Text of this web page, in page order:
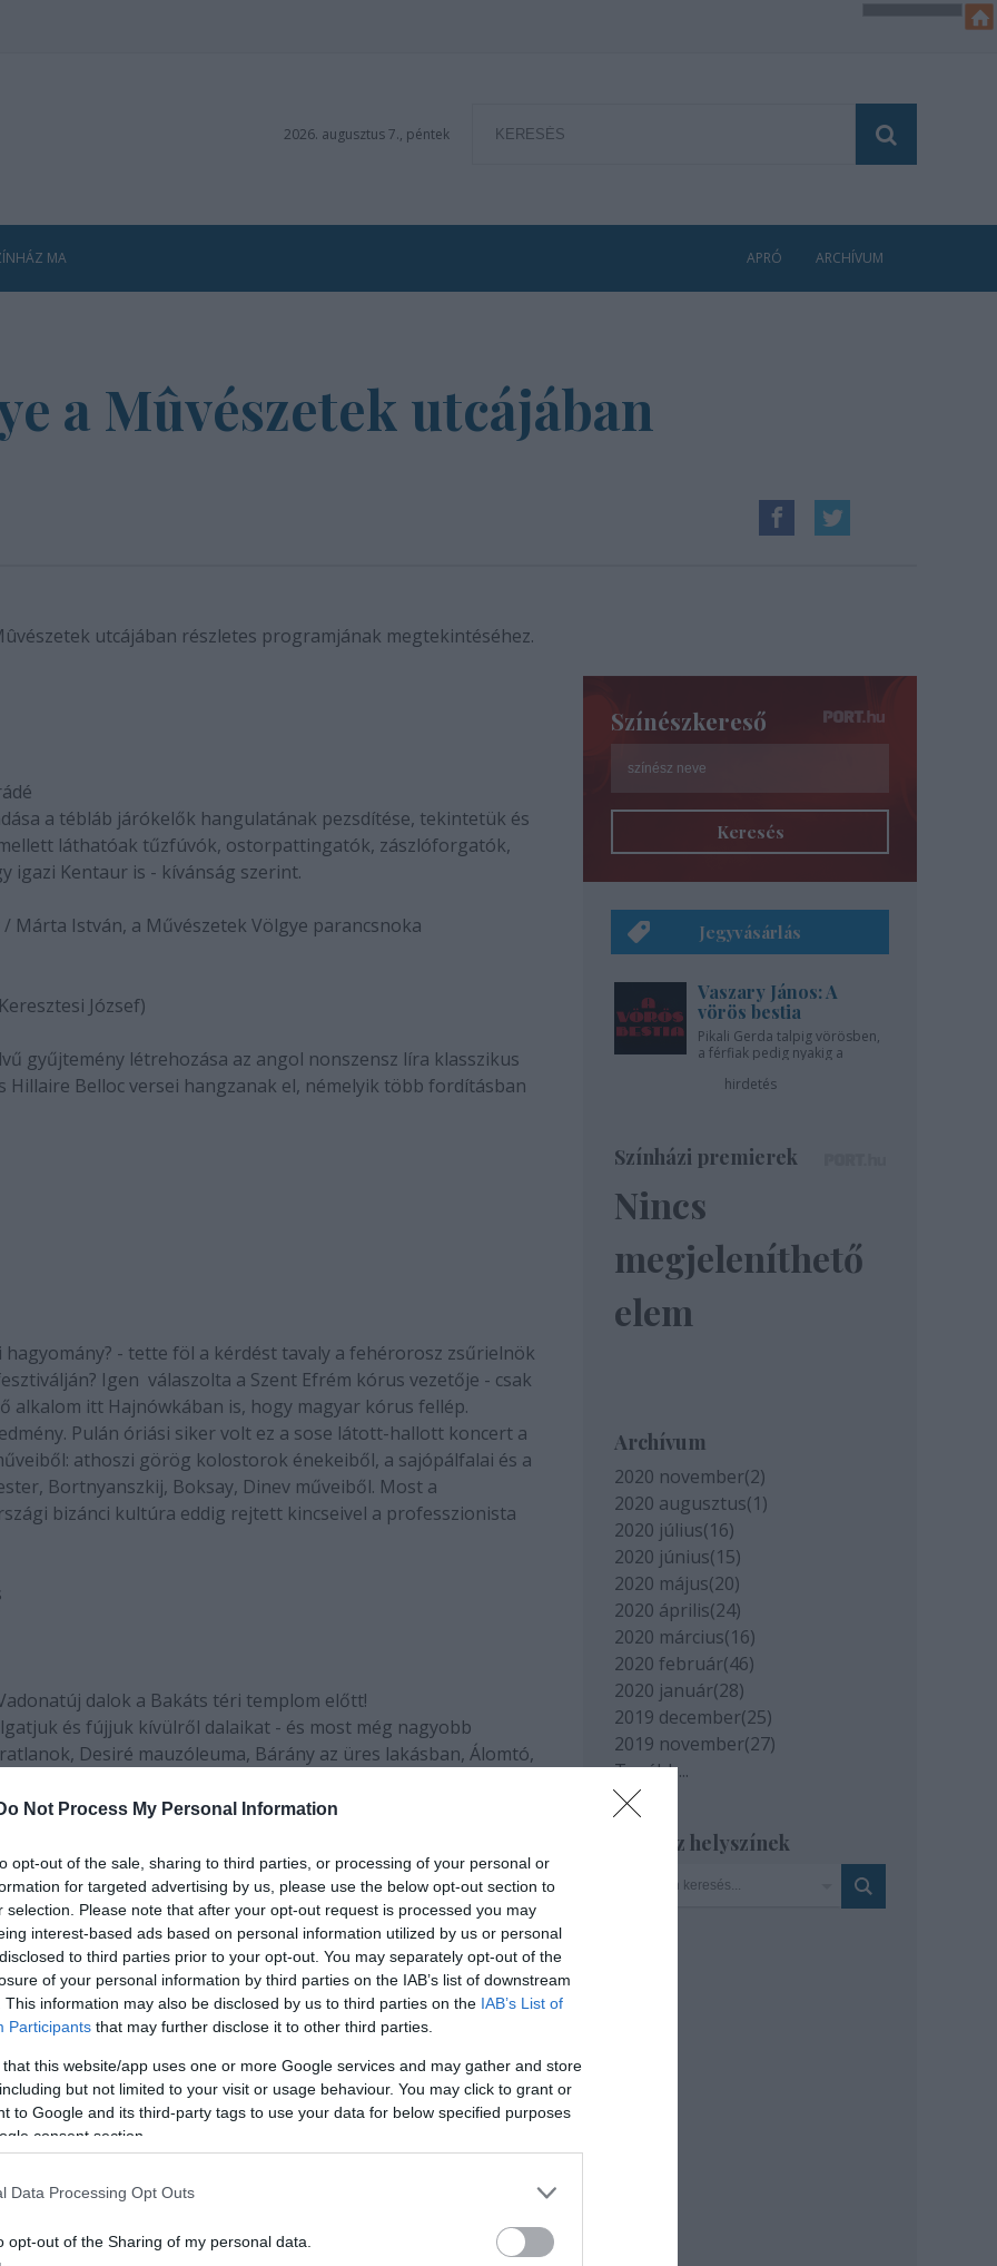
Not Process My Personal Information
opt-out of the sale, sharing to third parties, or processing of your personal or
for targeted advertising by us, please use the below opt-out section to
selection. Please note that after your opt-out request is processed you may
interest-based ads based on personal information utilized by us or personal
to third parties prior to your opt-out. You may separately opt-out of the
of your personal information by third parties on the IAB’s list of downstream
This information may also be disclosed by us to third parties on the IAB’s List of
Participants that may further disclose it to other third parties.
that this website/app uses one or more Google services and may gather and store
but not limited to your visit or usage behaviour. You may click to grant or
to Google and its third-party tags to use your data for below specified purposes
consent section.
Data Processing Opt Outs
opt-out of the Sharing of my personal data.
2026. augusztus 7., péntek
MA APRÓ ARCHÍVUM
a Mûvészetek utcájában
utcájában részletes programjának megtekintéséhez.
a tébláb járókelők hangulatának pezsdítése, tekintetük és
láthatóak tűzfúvók, ostorpattingatók, zászlóforgatók,
igazi Kentaur is - kívánság szerint.
Márta István, a Művészetek Völgye parancsnoka
József)
gyűjtemény létrehozása az angol nonszensz líra klasszikus
Hillaire Belloc versei hangzanak el, némelyik több fordításban
- tette föl a kérdést tavaly a fehérorosz zsűrielnök
Igen  válaszolta a Szent Efrém kórus vezetője - csak
alkalom itt Hajnówkában is, hogy magyar kórus fellép.
Pulán óriási siker volt ez a sose látott-hallott koncert a
athoszi görög kolostorok énekeiből, a sajópálfalai és a
Bortnyanszkij, Boksay, Dinev műveiből. Most a
bizánci kultúra eddig rejtett kincseivel a professzionista
dalok a Bakáts téri templom előtt!
és fújjuk kívülről dalaikat - és most még nagyobb
Desiré mauzóleuma, Bárány az üres lakásban, Álomtó,
Ballada, Jelenidő-tangó, A nő, akinél nincs feljebb, A
(kérdez: Orbán György)
- sokoldalú, színes egyéniség, bravúros formaművész,
valami meghökkentően érdekes.
egyike.
/ Az élet csak hippodrom- P.N.L.)
Színészkereső
Keresés
Jegyvásárlás
Vaszary János: A
vörös bestia
Pikali Gerda talpig vörösben,
a férfiak pedig nyakig a
hirdetés
Színházi premierek
Nincs
megjeleníthető
elem
Archívum
2020 november(2)
2020 augusztus(1)
2020 július(16)
2020 június(15)
2020 május(20)
2020 április(24)
2020 március(16)
2020 február(46)
2020 január(28)
2019 december(25)
2019 november(27)
Tovább...
Szinház helyszínek